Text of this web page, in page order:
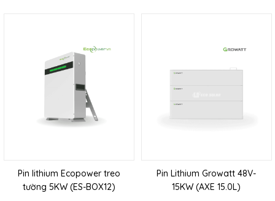
Pin lithium Ecopower treo
tường 5KW (ES-BOX12)
Pin Lithium Growatt 48V-
15KW (AXE 15.0L)